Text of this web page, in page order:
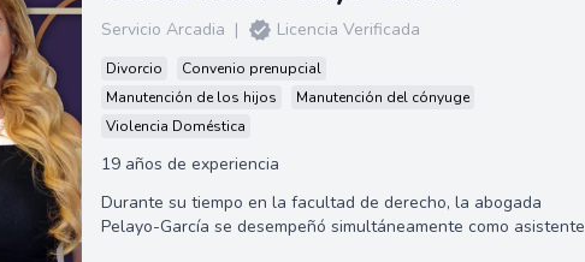
Servicio Arcadia | Licencia Verificada
Divorcio
Convenio prenupcial
Manutención de los hijos
Manutención del cónyuge
Violencia Doméstica
19 años de experiencia
Durante su tiempo en la facultad de derecho, la abogada
Pelayo-García se desempeñó simultáneamente como asistente